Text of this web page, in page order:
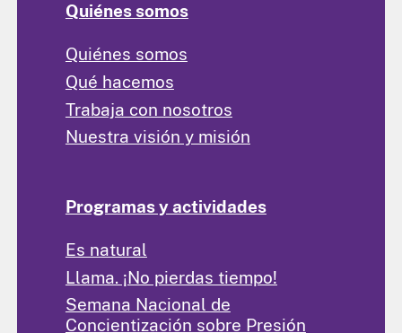
Quiénes somos
Quiénes somos
Qué hacemos
Trabaja con nosotros
Nuestra visión y misión
Programas y actividades
Es natural
Llama. ¡No pierdas tiempo!
Semana Nacional de
Concientización sobre Presión